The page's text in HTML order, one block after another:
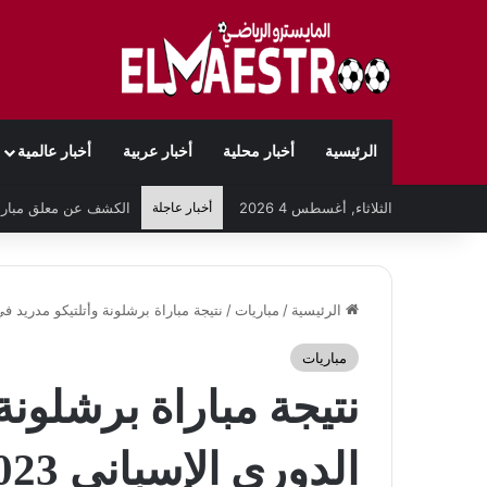
الرئيسية أخبار محلية أخبار عربية أخبار عالمية
الثلاثاء, أغسطس 4 2026 أخبار عاجلة
الرئيسية / مباريات / نتيجة مباراة برشلونة وأتلتيكو مدريد في
مباريات
نتيجة مباراة
الدوري الإسباني 2023-2024